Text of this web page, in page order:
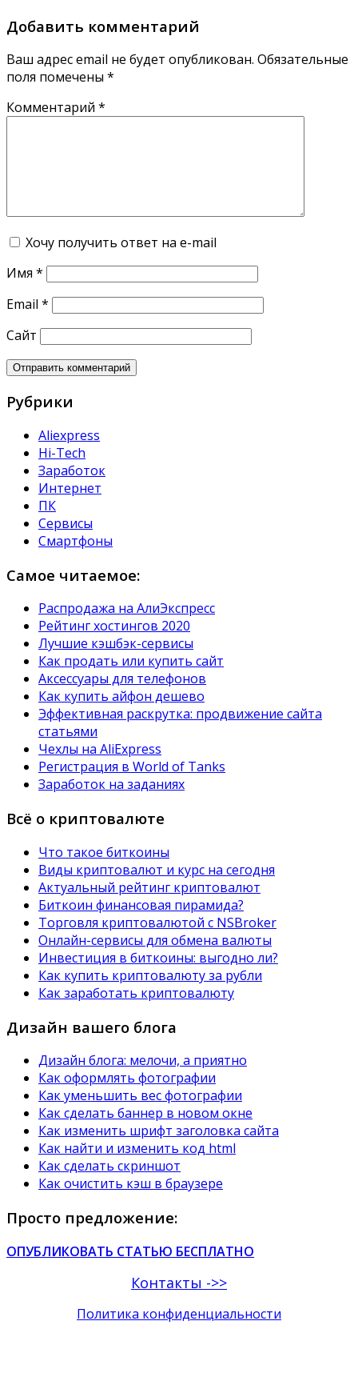
Добавить комментарий
Ваш адрес email не будет опубликован. Обязательные
поля помечены *
Комментарий *
Хочу получить ответ на e-mail
Имя *
Email *
Сайт
Рубрики
Aliexpress
Hi-Tech
Заработок
Интернет
ПК
Сервисы
Смартфоны
Самое читаемое:
Распродажа на АлиЭкспресс
Рейтинг хостингов 2020
Лучшие кэшбэк-сервисы
Как продать или купить сайт
Аксессуары для телефонов
Как купить айфон дешево
Эффективная раскрутка: продвижение сайта
статьями
Чехлы на AliExpress
Регистрация в World of Tanks
Заработок на заданиях
Всё о криптовалюте
Что такое биткоины
Виды криптовалют и курс на сегодня
Актуальный рейтинг криптовалют
Биткоин финансовая пирамида?
Торговля криптовалютой с NSBroker
Онлайн-сервисы для обмена валюты
Инвестиция в биткоины: выгодно ли?
Как купить криптовалюту за рубли
Как заработать криптовалюту
Дизайн вашего блога
Дизайн блога: мелочи, а приятно
Как оформлять фотографии
Как уменьшить вес фотографии
Как сделать баннер в новом окне
Как изменить шрифт заголовка сайта
Как найти и изменить код html
Как сделать скриншот
Как очистить кэш в браузере
Просто предложение:
ОПУБЛИКОВАТЬ СТАТЬЮ БЕСПЛАТНО
Контакты ->>
Политика конфиденциальности